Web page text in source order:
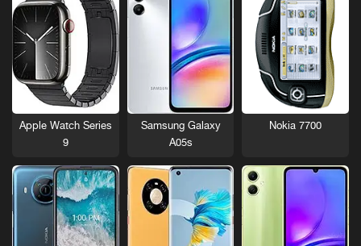
Nokia 7700
Samsung Galaxy
A05s
Apple Watch Series
9